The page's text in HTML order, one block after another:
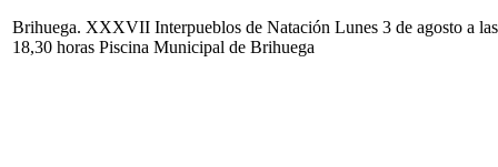
Brihuega. XXXVII Interpueblos de Natación Lunes 3 de agosto a las
18,30 horas Piscina Municipal de Brihuega